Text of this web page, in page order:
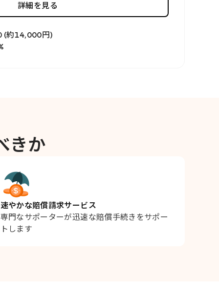
詳細を見る
(約14,000円)
きか
速やかな賠償請求サービス
専門なサポーターが迅速な賠償手続きをサポー
トします